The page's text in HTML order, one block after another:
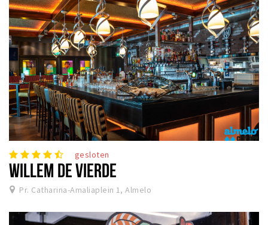
gesloten
WILLEM DE VIERDE
Pr. Catharina-Amaliaplein 1, Almelo